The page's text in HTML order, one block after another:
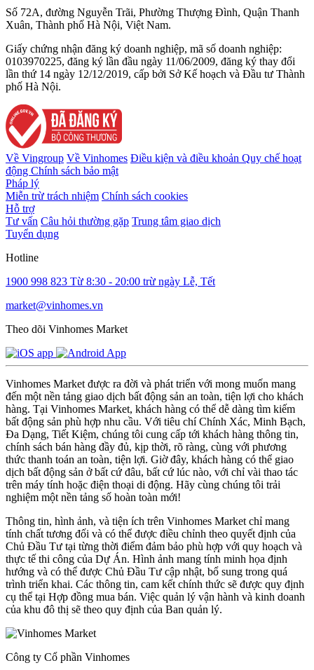
Số 72A, đường Nguyễn Trãi, Phường Thượng Đình, Quận Thanh
Xuân, Thành phố Hà Nội, Việt Nam.
Giấy chứng nhận đăng ký doanh nghiệp, mã số doanh nghiệp:
0103970225, đăng ký lần đầu ngày 11/06/2009, đăng ký thay đổi
lần thứ 14 ngày 12/12/2019, cấp bởi Sở Kế hoạch và Đầu tư Thành
phố Hà Nội.
Về Vingroup Về Vinhomes Điều kiện và điều khoản Quy chế hoạt
động Chính sách bảo mật
Pháp lý
Miễn trừ trách nhiệm Chính sách cookies
Hỗ trợ
Tư vấn Câu hỏi thường gặp Trung tâm giao dịch
Tuyển dụng
Hotline
1900 998 823 Từ 8:30 - 20:00 trừ ngày Lễ, Tết
market@vinhomes.vn
Theo dõi Vinhomes Market
Vinhomes Market được ra đời và phát triển với mong muốn mang
đến một nền tảng giao dịch bất động sản an toàn, tiện lợi cho khách
hàng. Tại Vinhomes Market, khách hàng có thể dễ dàng tìm kiếm
bất động sản phù hợp nhu cầu. Với tiêu chí Chính Xác, Minh Bạch,
Đa Dạng, Tiết Kiệm, chúng tôi cung cấp tới khách hàng thông tin,
chính sách bán hàng đầy đủ, kịp thời, rõ ràng, cùng với phương
thức thanh toán an toàn, tiện lợi. Giờ đây, khách hàng có thể giao
dịch bất động sản ở bất cứ đâu, bất cứ lúc nào, với chỉ vài thao tác
trên máy tính hoặc điện thoại di động. Hãy cùng chúng tôi trải
nghiệm một nền tảng số hoàn toàn mới!
Thông tin, hình ảnh, và tiện ích trên Vinhomes Market chỉ mang
tính chất tương đối và có thể được điều chỉnh theo quyết định của
Chủ Đầu Tư tại từng thời điểm đảm bảo phù hợp với quy hoạch và
thực tế thi công của Dự Án. Hình ảnh mang tính minh họa định
hướng và có thể được Chủ Đầu Tư cập nhật, bổ sung trong quá
trình triển khai. Các thông tin, cam kết chính thức sẽ được quy định
cụ thể tại Hợp đồng mua bán. Việc quản lý vận hành và kinh doanh
của khu đô thị sẽ theo quy định của Ban quản lý.
Công ty Cổ phần Vinhomes